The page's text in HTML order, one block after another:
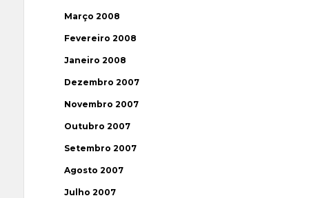
Março 2008
Fevereiro 2008
Janeiro 2008
Dezembro 2007
Novembro 2007
Outubro 2007
Setembro 2007
Agosto 2007
Julho 2007